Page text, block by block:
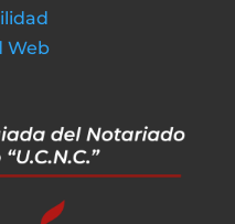
Web